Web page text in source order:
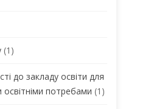
(1)
до закладу освіти для
потребами (1)